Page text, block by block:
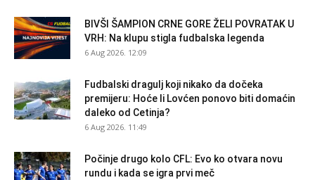
BIVŠI ŠAMPION CRNE GORE ŽELI POVRATAK U
VRH: Na klupu stigla fudbalska legenda
6 Aug 2026. 12:09
Fudbalski dragulj koji nikako da dočeka
premijeru: Hoće li Lovćen ponovo biti domaćin
daleko od Cetinja?
6 Aug 2026. 11:49
Počinje drugo kolo CFL: Evo ko otvara novu
rundu i kada se igra prvi meč